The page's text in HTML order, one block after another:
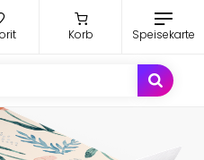
Korb Speisekarte